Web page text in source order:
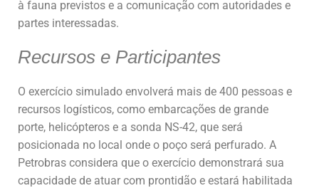
à fauna previstos e a comunicação com autoridades e
partes interessadas.
Recursos e Participantes
O exercício simulado envolverá mais de 400 pessoas e
recursos logísticos, como embarcações de grande
porte, helicópteros e a sonda NS-42, que será
posicionada no local onde o poço será perfurado. A
Petrobras considera que o exercício demonstrará sua
capacidade de atuar com prontidão e estará habilitada